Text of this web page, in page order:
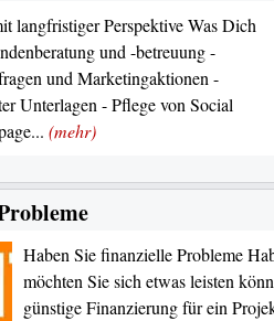
langfristiger Perspektive Was Dich
und -betreuung -
und Marketingaktionen -
Unterlagen - Pflege von Social
(mehr)
Haben Sie finanzielle Probleme
möchten Sie sich etwas leisten
günstige Finanzierung für ein